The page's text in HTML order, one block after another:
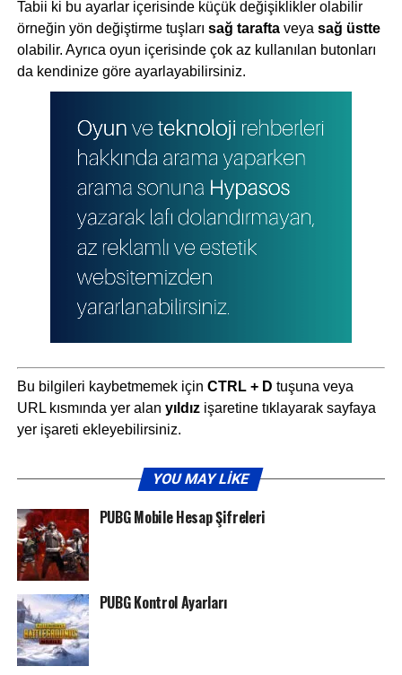
Tabii ki bu ayarlar içerisinde küçük değişiklikler olabilir
örneğin yön değiştirme tuşları sağ taraftaveya sağ üstte
olabilir. Ayrıca oyun içerisinde çok az kullanılan butonları
da kendinize göre ayarlayabilirsiniz.
Bu bilgileri kaybetmemek için CTRL + D tuşuna veya
URL kısmında yer alan yıldızişaretine tıklayarak sayfaya
yer işareti ekleyebilirsiniz.
YOU MAY LIKE
PUBG Mobile Hesap Şifreleri
PUBG Kontrol Ayarları